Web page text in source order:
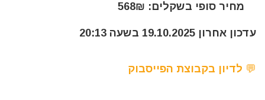
מחיר סופי בשקלים: 568₪
עדכון אחרון 19.10.2025 בשעה 20:13
💬 לדיון בקבוצת הפייסבוק